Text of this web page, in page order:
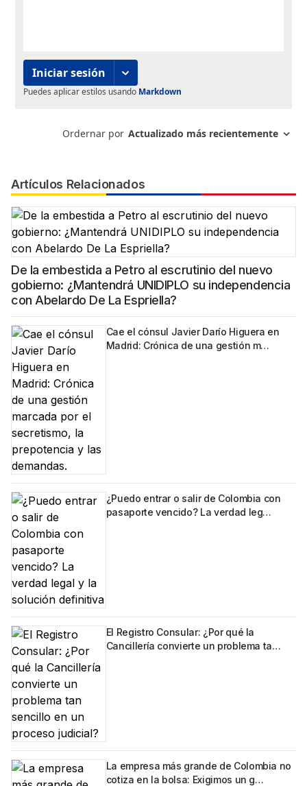
Artículos Relacionados
De la embestida a Petro al escrutinio del nuevo
gobierno: ¿Mantendrá UNIDIPLO su independencia
con Abelardo De La Espriella?
Cae el cónsul Javier Darío Higuera en
Madrid: Crónica de una gestión m…
¿Puedo entrar o salir de Colombia con
pasaporte vencido? La verdad leg…
El Registro Consular: ¿Por qué la
Cancillería convierte un problema ta…
La empresa más grande de Colombia no
cotiza en la bolsa: Exigimos un g…